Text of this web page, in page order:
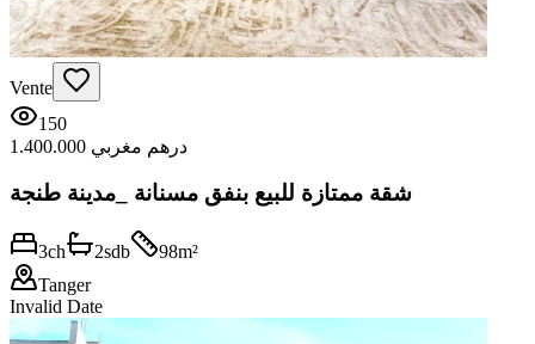
Vente
150
1.400.000 درهم مغربي
شقة ممتازة للبيع بنفق مسنانة _مدينة طنجة
3ch 2sdb 98m²
Tanger
Invalid Date